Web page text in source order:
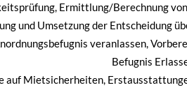
Ermittlung/Berechnung
und Umsetzung der Entscheidung
veranlassen,
Befugnis
auf Mietsicherheiten,